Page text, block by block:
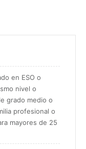
en ESO o
nivel o
grado medio o
profesional o
mayores de 25